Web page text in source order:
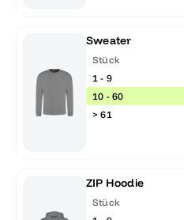
Sweater
Stück
1 - 9
10 - 60
> 61
ZIP Hoodie
Stück